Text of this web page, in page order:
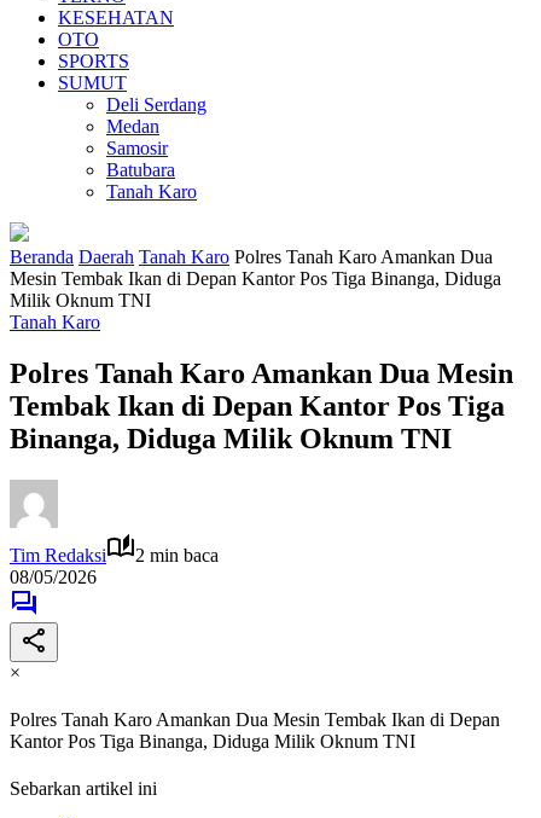
KESEHATAN
OTO
SPORTS
SUMUT
Deli Serdang
Medan
Samosir
Batubara
Tanah Karo
Beranda Daerah Tanah Karo Polres Tanah Karo Amankan Dua
Mesin Tembak Ikan di Depan Kantor Pos Tiga Binanga, Diduga
Milik Oknum TNI
Tanah Karo
Polres Tanah Karo Amankan Dua Mesin
Tembak Ikan di Depan Kantor Pos Tiga
Binanga, Diduga Milik Oknum TNI
Tim Redaksi
2 min baca
08/05/2026
×
Polres Tanah Karo Amankan Dua Mesin Tembak Ikan di Depan
Kantor Pos Tiga Binanga, Diduga Milik Oknum TNI
Sebarkan artikel ini